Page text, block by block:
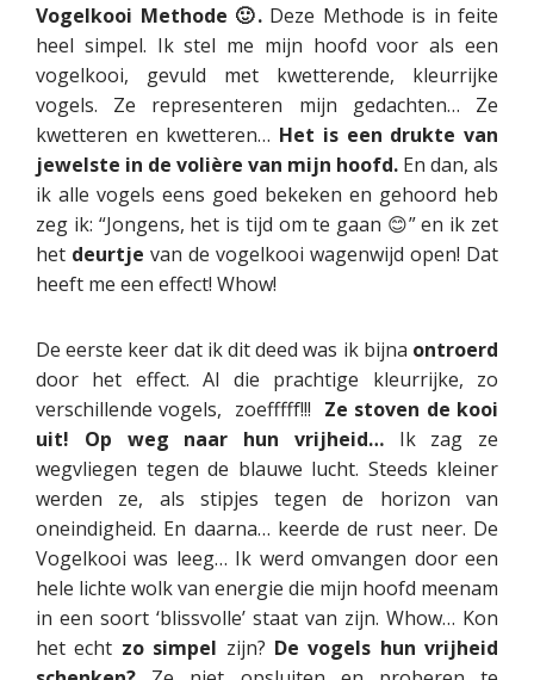
Vogelkooi Methode 🙂.Deze Methode is in feite
heel simpel. Ik stel me mijn hoofd voor als een
vogelkooi, gevuld met kwetterende, kleurrijke
vogels. Ze representeren mijn gedachten… Ze
kwetteren en kwetteren… Het is een drukte van
jewelste in de volière van mijn hoofd. En dan, als
ik alle vogels eens goed bekeken en gehoord heb
zeg ik: “Jongens, het is tijd om te gaan 😊” en ik zet
het deurtje van de vogelkooi wagenwijd open! Dat
heeft me een effect! Whow!
De eerste keer dat ik dit deed was ik bijna ontroerd
door het effect. Al die prachtige kleurrijke, zo
verschillende vogels, zoefffff!!! Ze stoven de kooi
uit! Op weg naar hun vrijheid… Ik zag ze
wegvliegen tegen de blauwe lucht. Steeds kleiner
werden ze, als stipjes tegen de horizon van
oneindigheid. En daarna… keerde de rust neer. De
Vogelkooi was leeg… Ik werd omvangen door een
hele lichte wolk van energie die mijn hoofd meenam
in een soort ‘blissvolle’ staat van zijn. Whow… Kon
het echt zo simpel zijn? De vogels hun vrijheid